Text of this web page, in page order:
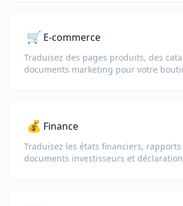
🛒 E-commerce
Traduisez des pages produits, des
documents marketing pour votre
💰 Finance
Traduisez les états financiers,
documents investisseurs et